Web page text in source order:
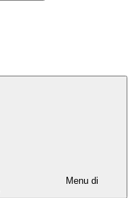
Menu di